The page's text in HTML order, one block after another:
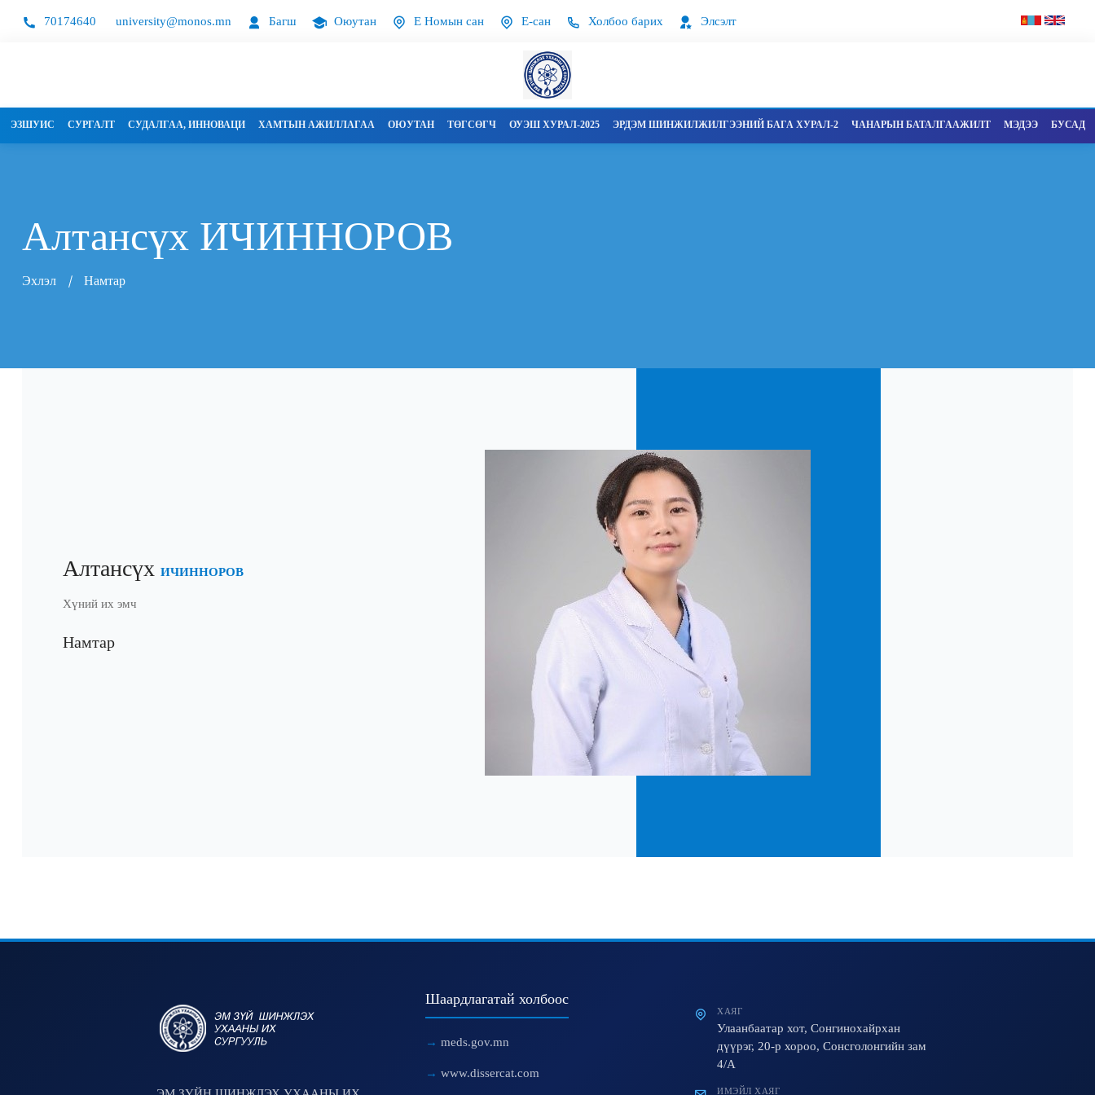
70174640 university@monos.mn Багш Оюутан Е Номын сан Е-сан Холбоо барих Элсэлт
ЭЗШУИС СУРГАЛТ СУДАЛГАА, ИННОВАЦИ ХАМТЫН АЖИЛЛАГАА ОЮУТАН ТӨГСӨГЧ ОУЭШ ХУРАЛ-2025 ЭРДЭМ ШИНЖИЛЖИЛГЭЭНИЙ БАГА ХУРАЛ-2 ЧАНАРЫН БАТАЛГААЖИЛТ МЭДЭЭ БУСАД
Алтансүх ИЧИННОРОВ
Эхлэл Намтар
Алтансүх ИЧИННОРОВ
Хүний их эмч
Намтар
Шаардлагатай холбоос
meds.gov.mn
www.dissercat.com
ХАЯГ
Улаанбаатар хот, Сонгинохайрхан
дүүрэг, 20-р хороо, Сонсголонгийн зам
4/A
ИМЭЙЛ ХАЯГ